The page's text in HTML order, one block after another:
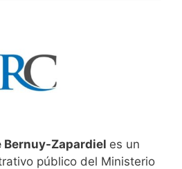
Bernuy-Zapardiel es un
público del Ministerio